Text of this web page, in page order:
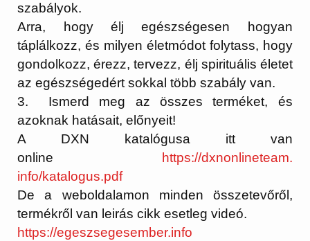
szabályok.
Arra, hogy élj egészségesen hogyan
táplálkozz, és milyen életmódot folytass, hogy
gondolkozz, érezz, tervezz, élj spirituális életet
az egészségedért sokkal több szabály van.
3. Ismerd meg az összes terméket, és
azoknak hatásait, előnyeit!
A DXN katalógusa itt van
online
https://dxnonlineteam.
info/katalogus.pdf
De a weboldalamon minden összetevőről,
termékről van leirás cikk esetleg videó.
https://egeszsegesember.info